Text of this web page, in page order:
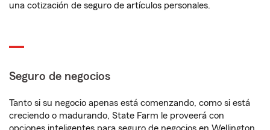
una cotización de seguro de artículos personales.
Seguro de negocios
Tanto si su negocio apenas está comenzando, como si está
creciendo o madurando, State Farm le proveerá con